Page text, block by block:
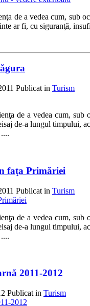
de a vedea cum, sub
ar fi, cu siguranţă,
Publicat in Turism
de a vedea cum, sub
de-a lungul timpului,
faţa Primăriei
Publicat in Turism
de a vedea cum, sub
de-a lungul timpului,
2011-2012
Publicat in Turism